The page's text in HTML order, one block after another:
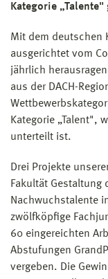
Kategorie „Talente"
Mit dem deutschen
ausgerichtet vom
jährlich
aus der DACH-
Kategorie „Talent",
unterteilt ist.
Drei Projekte
Fakultät Gestaltung
Nachwuchstalente
zwölfköpfige
60 eingereichten
Abstufungen
vergeben. Die